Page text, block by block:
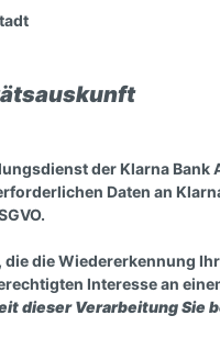
der Klarna Bank
Daten an
die Wiedererkennung
Interesse an
dieser Verarbeitung